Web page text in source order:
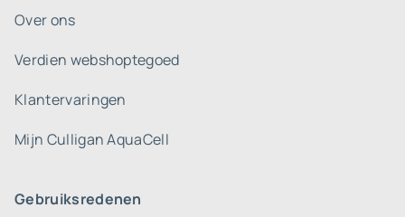
Over ons
Verdien webshoptegoed
Klantervaringen
Mijn Culligan AquaCell
Gebruiksredenen